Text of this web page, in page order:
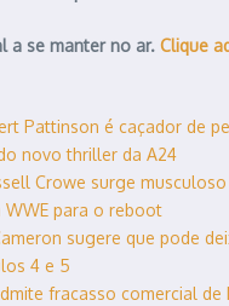
a se manter no ar. Clique
Pattinson é caçador de
novo thriller da A24
Crowe surge
para o reboot
sugere que pode
4 e 5
fracasso comercial de